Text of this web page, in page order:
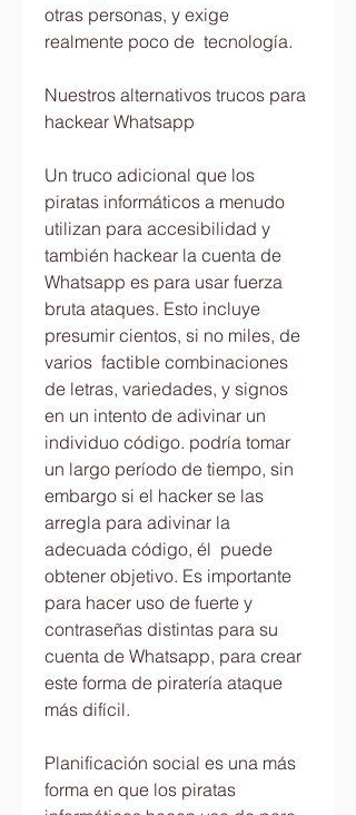
otras personas, y exige
realmente poco de  tecnología.
Nuestros alternativos trucos para
hackear Whatsapp
Un truco adicional que los
piratas informáticos a menudo
utilizan para accesibilidad y
también hackear la cuenta de
Whatsapp es para usar fuerza
bruta ataques. Esto incluye
presumir cientos, si no miles, de
varios  factible combinaciones
de letras, variedades, y signos
en un intento de adivinar un
individuo código. podría tomar
un largo período de tiempo, sin
embargo si el hacker se las
arregla para adivinar la
adecuada código, él  puede
obtener objetivo. Es importante
para hacer uso de fuerte y
contraseñas distintas para su
cuenta de Whatsapp, para crear
este forma de piratería ataque
más difícil.
Planificación social es una más
forma en que los piratas